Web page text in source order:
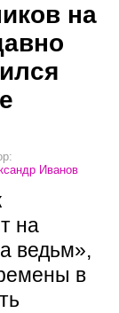
на
Иванов
на
ведьм»,
в